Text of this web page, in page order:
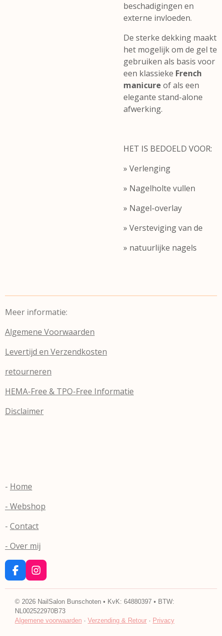
beschadigingen en
externe invloeden.
De sterke dekking maakt
het mogelijk om de gel te
gebruiken als basis voor
een klassieke French
manicure of als een
elegante stand-alone
afwerking.
HET IS BEDOELD VOOR:
» Verlenging
» Nagelholte vullen
» Nagel-overlay
» Versteviging van de
» natuurlijke nagels
Meer informatie:
Algemene Voorwaarden
Levertijd en Verzendkosten
retourneren
HEMA-Free & TPO-Free Informatie
Disclaimer
- Home
- Webshop
- Contact
- Over mij
F
a
c
e
b
o
I
n
s
t
a
g
© 2026 NailSalon Bunschoten • KvK: 64880397 • BTW:
NL002522970B73
Algemene voorwaarden · Verzending & Retour · Privacy